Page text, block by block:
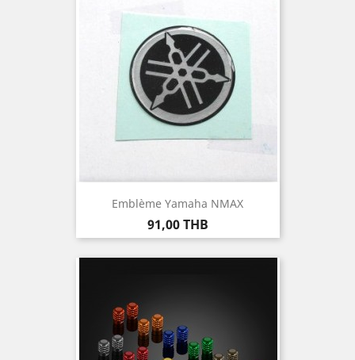
Emblème Yamaha NMAX
Prix
91,00 THB